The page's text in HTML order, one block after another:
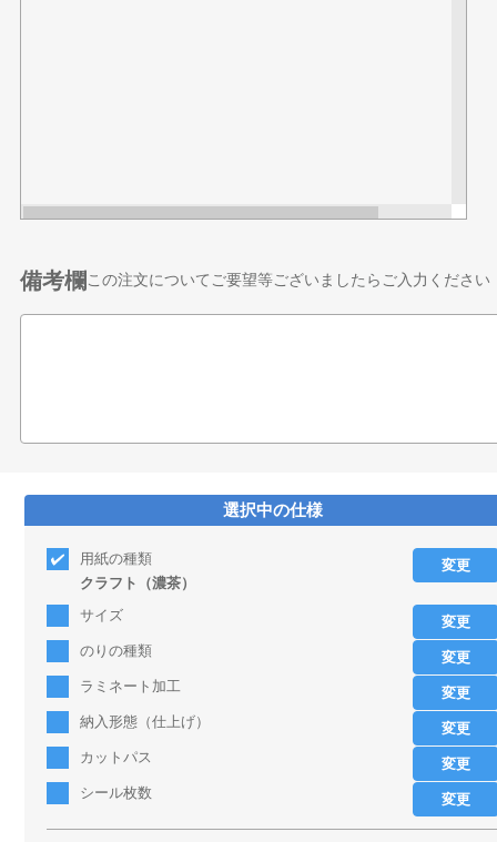
備考欄 この注文についてご要望等ございましたらご入力ください
選択中の仕様
用紙の種類
クラフト（濃茶）
変更
サイズ
変更
のりの種類
変更
ラミネート加工
変更
納入形態（仕上げ）
変更
カットパス
変更
シール枚数
変更